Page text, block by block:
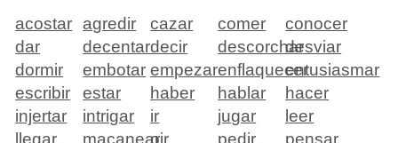
acostar agredir cazar comer
conocer
dar
decentardecir descorchardesviar
dormir
embotar empezarenflaquecerentusiasmar
escribir
estar haber hablar
hacer
injertar
intrigar ir jugar
leer
llegar
macanearoir pedir
pensar